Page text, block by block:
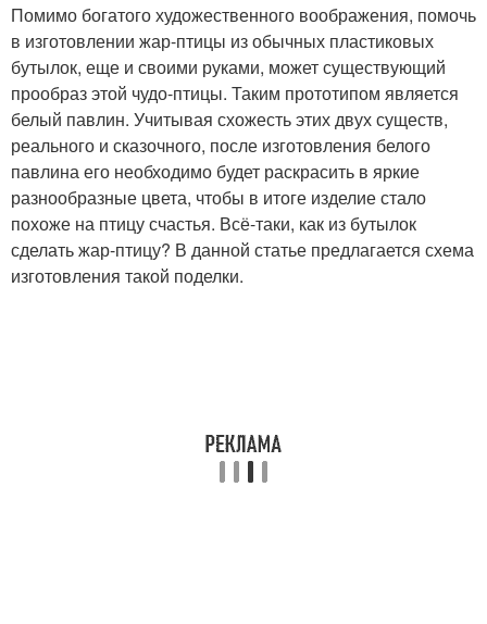
Помимо богатого художественного воображения, помочь
в изготовлении жар-птицы из обычных пластиковых
бутылок, еще и своими руками, может существующий
прообраз этой чудо-птицы. Таким прототипом является
белый павлин. Учитывая схожесть этих двух существ,
реального и сказочного, после изготовления белого
павлина его необходимо будет раскрасить в яркие
разнообразные цвета, чтобы в итоге изделие стало
похоже на птицу счастья. Всё-таки, как из бутылок
сделать жар-птицу? В данной статье предлагается схема
изготовления такой поделки.